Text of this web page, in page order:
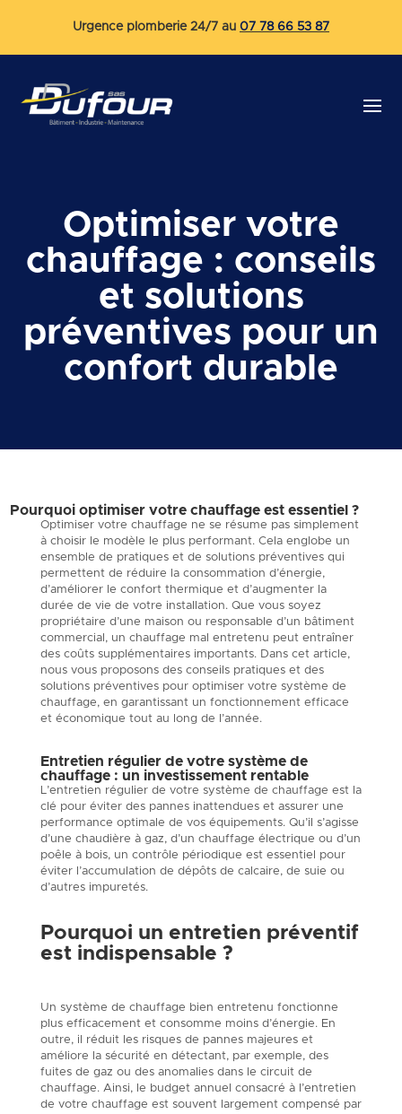
Urgence plomberie 24/7 au 07 78 66 53 87
Optimiser votre
chauffage : conseils
et solutions
préventives pour un
confort durable
Pourquoi optimiser votre chauffage est essentiel ?
Optimiser votre chauffage ne se résume pas simplement
à choisir le modèle le plus performant. Cela englobe un
ensemble de pratiques et de solutions préventives qui
permettent de réduire la consommation d’énergie,
d’améliorer le confort thermique et d’augmenter la
durée de vie de votre installation. Que vous soyez
propriétaire d’une maison ou responsable d’un bâtiment
commercial, un chauffage mal entretenu peut entraîner
des coûts supplémentaires importants. Dans cet article,
nous vous proposons des conseils pratiques et des
solutions préventives pour optimiser votre système de
chauffage, en garantissant un fonctionnement efficace
et économique tout au long de l’année.
Entretien régulier de votre système de
chauffage : un investissement rentable
L’entretien régulier de votre système de chauffage est la
clé pour éviter des pannes inattendues et assurer une
performance optimale de vos équipements. Qu’il s’agisse
d’une chaudière à gaz, d’un chauffage électrique ou d’un
poêle à bois, un contrôle périodique est essentiel pour
éviter l’accumulation de dépôts de calcaire, de suie ou
d’autres impuretés.
Pourquoi un entretien préventif
est indispensable ?
Un système de chauffage bien entretenu fonctionne
plus efficacement et consomme moins d’énergie. En
outre, il réduit les risques de pannes majeures et
améliore la sécurité en détectant, par exemple, des
fuites de gaz ou des anomalies dans le circuit de
chauffage. Ainsi, le budget annuel consacré à l’entretien
de votre chauffage est souvent largement compensé par